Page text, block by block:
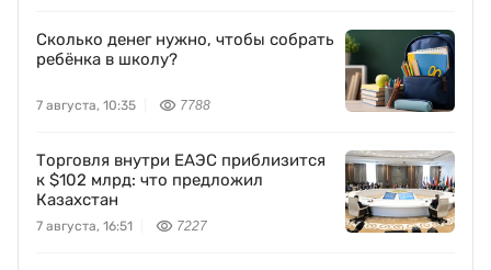
Сколько денег нужно, чтобы собрать
ребёнка в школу?
7 августа, 10:35 7788
Торговля внутри ЕАЭС приблизится
к $102 млрд: что предложил
Казахстан
7 августа, 16:51 7227